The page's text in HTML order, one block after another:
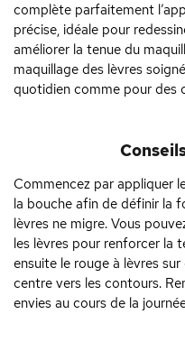
complète parfaitement
précise, idéale pour
améliorer la tenue du
maquillage des lèvres
quotidien comme pour des
Commencez par appliquer
la bouche afin de définir la
lèvres ne migre. Vous
les lèvres pour renforcer la
ensuite le rouge à lèvres
centre vers les contours.
envies au cours de la